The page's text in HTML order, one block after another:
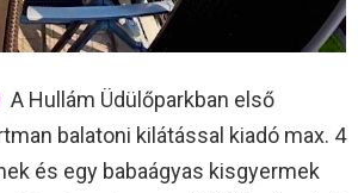
A Hullám Üdülőparkban első
balatoni kilátással kiadó max. 4
és egy babaágyas kisgyermek